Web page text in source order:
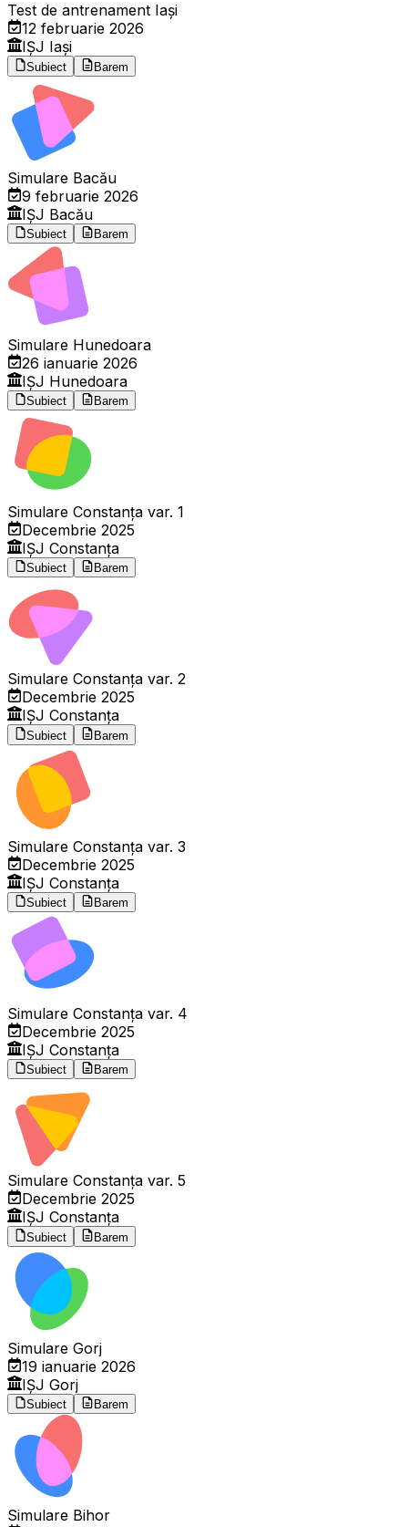
Test de antrenament Iași
12 februarie 2026
IȘJ Iași
Subiect Barem
Simulare Bacău
9 februarie 2026
IȘJ Bacău
Subiect Barem
Simulare Hunedoara
26 ianuarie 2026
IȘJ Hunedoara
Subiect Barem
Simulare Constanța var. 1
Decembrie 2025
IȘJ Constanța
Subiect Barem
Simulare Constanța var. 2
Decembrie 2025
IȘJ Constanța
Subiect Barem
Simulare Constanța var. 3
Decembrie 2025
IȘJ Constanța
Subiect Barem
Simulare Constanța var. 4
Decembrie 2025
IȘJ Constanța
Subiect Barem
Simulare Constanța var. 5
Decembrie 2025
IȘJ Constanța
Subiect Barem
Simulare Gorj
19 ianuarie 2026
IȘJ Gorj
Subiect Barem
Simulare Bihor